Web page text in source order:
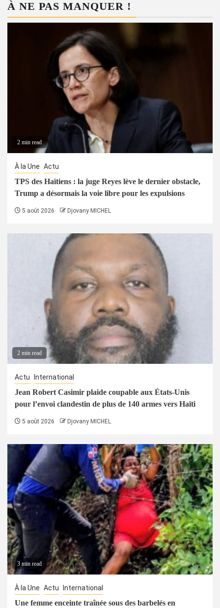
À NE PAS MANQUER !
2 min read
À la Une Actu
TPS des Haïtiens : la juge Reyes lève le dernier obstacle,
Trump a désormais la voie libre pour les expulsions
5 août 2026 Djovany MICHEL
2 min read
Actu International
Jean Robert Casimir plaide coupable aux États-Unis
pour l’envoi clandestin de plus de 140 armes vers Haïti
5 août 2026 Djovany MICHEL
3 min read
À la Une Actu International
Une femme enceinte traînée sous des barbelés en